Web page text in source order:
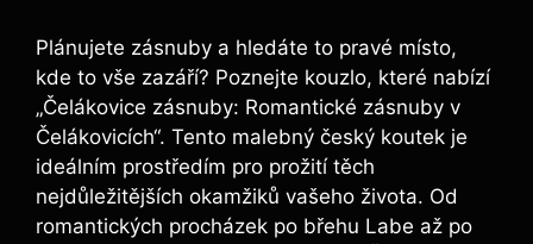
Plánujete zásnuby a hledáte to pravé místo,
kde to vše zazáří? Poznejte kouzlo, které nabízí
„Čelákovice zásnuby: Romantické zásnuby v
Čelákovicích“. Tento malebný český koutek je
ideálním prostředím pro prožití těch
nejdůležitějších okamžiků vašeho života. Od
romantických procházek po břehu Labe až po